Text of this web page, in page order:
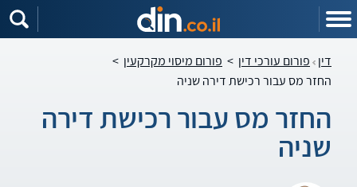
דין פורום עורכי דין > פורום מיסוי מקרקעין >
החזר מס עבור רכישת דירה שניה
החזר מס עבור רכישת דירה
שניה